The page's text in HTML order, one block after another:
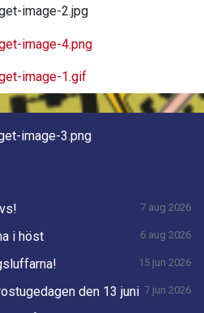
7 aug 2026
i höst 6 aug 2026
15 jun 2026
den 13 juni 7 jun 2026